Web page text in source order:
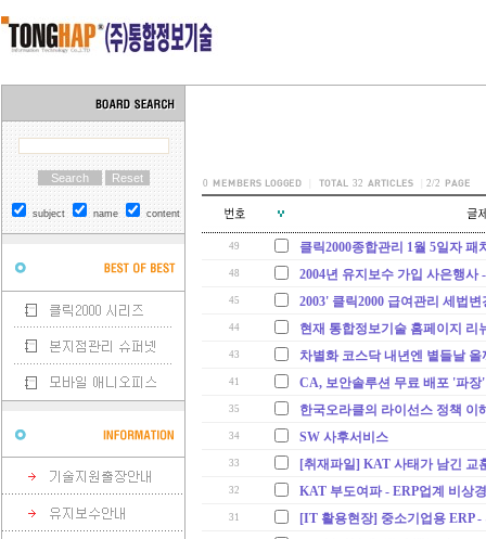
subject name content
0 32 2/2
49 클릭2000종합관리 1월 5일자 패
48 2004년 유지보수 가입 사은행사
45 2003' 클릭2000 급여관리 세법변
44 현재 통합정보기술 홈페이지 리
43 차별화 코스닥 내년엔 볕들날 올
41 CA, 보안솔루션 무료 배포 '파장'
35 한국오라클의 라이선스 정책 이
34 SW 사후서비스
33 [취재파일] KAT 사태가 남긴 교
32 KAT 부도여파 - ERP업계 비상
31 [IT 활용현장] 중소기업용 ERP -